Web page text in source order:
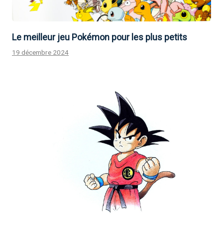
Le meilleur jeu Pokémon pour les plus petits
19 décembre 2024